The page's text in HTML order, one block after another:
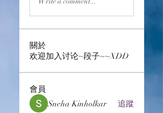
關於
欢迎加入讨论~段子~~XDD
會員
Sneha Kinholkar
追蹤